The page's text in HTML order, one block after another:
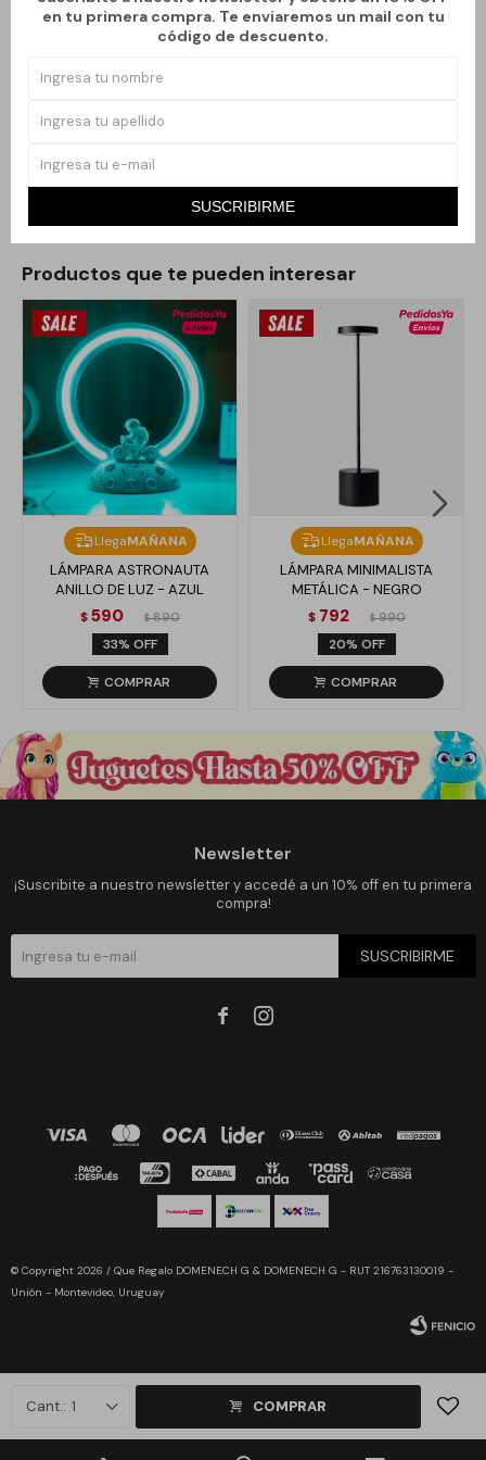
en tu primera compra. Te enviaremos un mail con tu
código de descuento.
SUSCRIBIRME
1 COMPRAR
toque de calma y estilo a escritorios, mesas de noche o espacios
Es liviana, resistente y fácil de colocar en cualquier ambiente. Su
como luz ambiental o decorativa. Una opción práctica y estética
para quienes disfrutan de elementos inspirados en el océano.
Productos que te pueden interesar
LlegaMAÑANA
LÁMPARA ASTRONAUTA
ANILLO DE LUZ - AZUL
$ 590 $ 890
33
LlegaMAÑANA
LÁMPARA MINIMALISTA
METÁLICA - NEGRO
$ 792 $ 990
20
Newsletter
¡Suscribite a nuestro newsletter y accedé a un 10% off en tu primera
compra!
SUSCRIBIRME
 
© Copyright 2026 / Que Regalo DOMENECH G & DOMENECH G - RUT 216763130019 -
Unión - Montevideo, Uruguay